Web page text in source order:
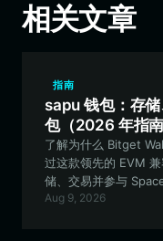
相关文章
指南
sapu 钱包：存
包（2026 年指南
了解为什么 Bitget
过这款领先的 EVM
储、交易并参与
Aug 9, 2026